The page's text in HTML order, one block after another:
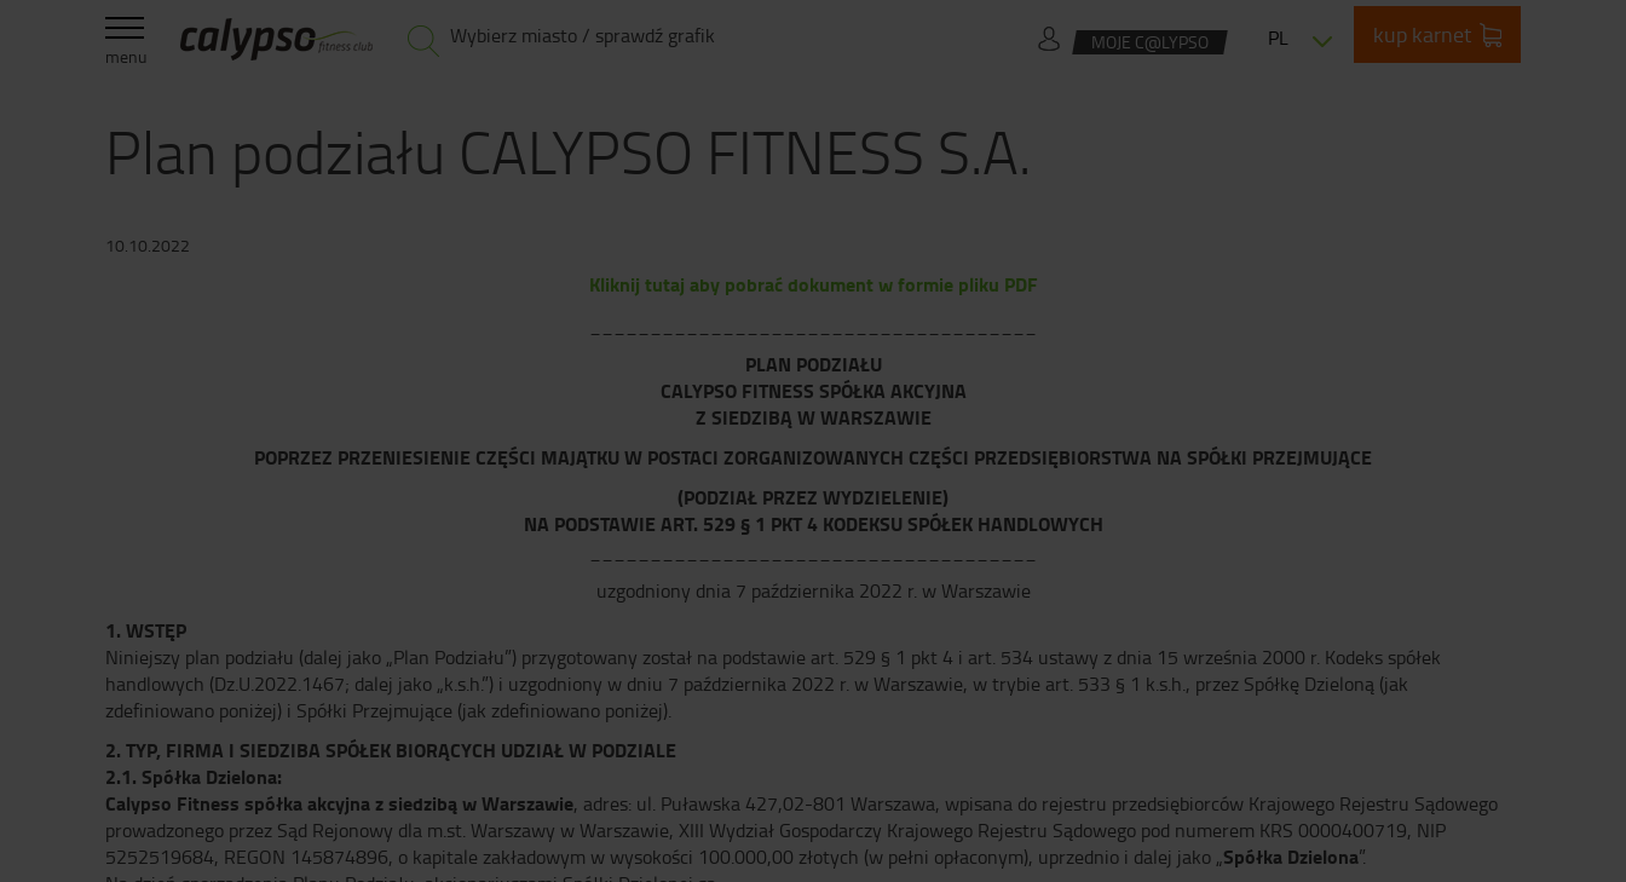
menu
Wybierz miasto / sprawdź grafik kup karnet
PL
MOJE C@LYPSO
Plan podziału CALYPSO FITNESS S.A.
10.10.2022
Kliknij tutaj aby pobrać dokument w formie pliku PDF
PLAN PODZIAŁU
CALYPSO FITNESS SPÓŁKA AKCYJNA
Z SIEDZIBĄ W WARSZAWIE
POPRZEZ PRZENIESIENIE CZĘŚCI MAJĄTKU W POSTACI ZORGANIZOWANYCH CZĘŚCI PRZEDSIĘBIORSTWA NA SPÓŁKI PRZEJMUJĄCE
(PODZIAŁ PRZEZ WYDZIELENIE)
NA PODSTAWIE ART. 529 § 1 PKT 4 KODEKSU SPÓŁEK HANDLOWYCH
uzgodniony dnia 7 października 2022 r. w Warszawie
1. WSTĘP
Niniejszy plan podziału (dalej jako „Plan Podziału”) przygotowany został na podstawie art. 529 § 1 pkt 4 i art. 534 ustawy z dnia 15 września 2000 r. Kodeks spółek
handlowych (Dz.U.2022.1467; dalej jako „k.s.h.”) i uzgodniony w dniu 7 października 2022 r. w Warszawie, w trybie art. 533 § 1 k.s.h., przez Spółkę Dzieloną (jak
zdefiniowano poniżej) i Spółki Przejmujące (jak zdefiniowano poniżej).
2. TYP, FIRMA I SIEDZIBA SPÓŁEK BIORĄCYCH UDZIAŁ W PODZIALE
2.1. Spółka Dzielona:
Calypso Fitness spółka akcyjna z siedzibą w Warszawie, adres: ul. Puławska 427,02-801 Warszawa, wpisana do rejestru przedsiębiorców Krajowego Rejestru Sądowego
prowadzonego przez Sąd Rejonowy dla m.st. Warszawy w Warszawie, XIII Wydział Gospodarczy Krajowego Rejestru Sądowego pod numerem KRS 0000400719, NIP
5252519684, REGON 145874896, o kapitale zakładowym w wysokości 100.000,00 złotych (w pełni opłaconym), uprzednio i dalej jako „Spółka Dzielona”.